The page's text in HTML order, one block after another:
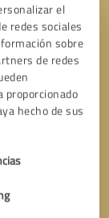
el
redes sociales
sobre
de redes
proporcionado
hecho de sus
obligatorios